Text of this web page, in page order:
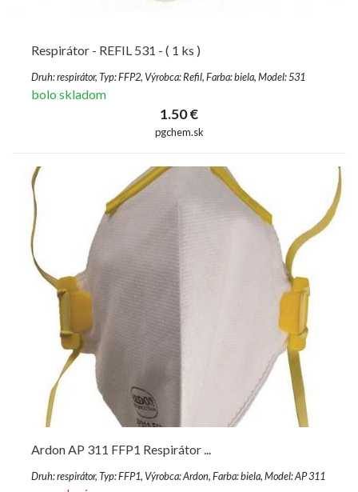
Respirátor - REFIL 531 - ( 1 ks )
Druh: respirátor, Typ: FFP2, Výrobca: Refil, Farba: biela, Model: 531
bolo skladom
1.50 €
pgchem.sk
Ardon AP 311 FFP1 Respirátor ...
Druh: respirátor, Typ: FFP1, Výrobca: Ardon, Farba: biela, Model: AP 311